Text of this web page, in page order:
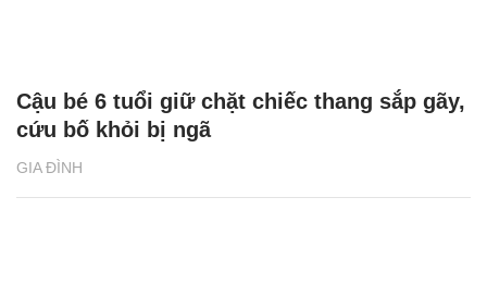
GIA ĐÌNH
Cậu bé 6 tuổi giữ chặt chiếc thang sắp gãy,
cứu bố khỏi bị ngã